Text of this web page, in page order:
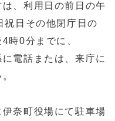
利用日の前日の午
祝日その他閉庁日の
時0分までに、
話または、来庁に
町役場にて駐車場